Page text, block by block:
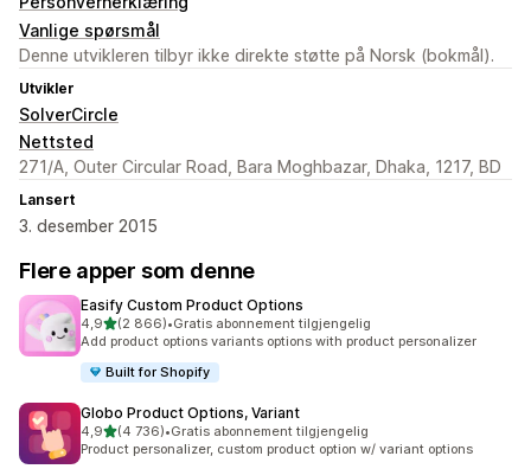
Vanlige spørsmål
Denne utvikleren tilbyr ikke direkte støtte på Norsk (bokmål).
Utvikler
SolverCircle
Nettsted
271/A, Outer Circular Road, Bara Moghbazar, Dhaka, 1217, BD
Lansert
3. desember 2015
Flere apper som denne
Easify Custom Product Options
4,9av 5 stjerner
(2 866)
Totalt 2866 omtaler
•Gratis abonnement tilgjengelig
Add product options variants options with product personalizer
Built for Shopify
Globo Product Options, Variant
4,9av 5 stjerner
(4 736)
Totalt 4736 omtaler
•Gratis abonnement tilgjengelig
Product personalizer, custom product option w/ variant options